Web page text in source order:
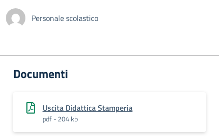
Personale scolastico
Documenti
Uscita Didattica Stamperia
pdf - 204 kb